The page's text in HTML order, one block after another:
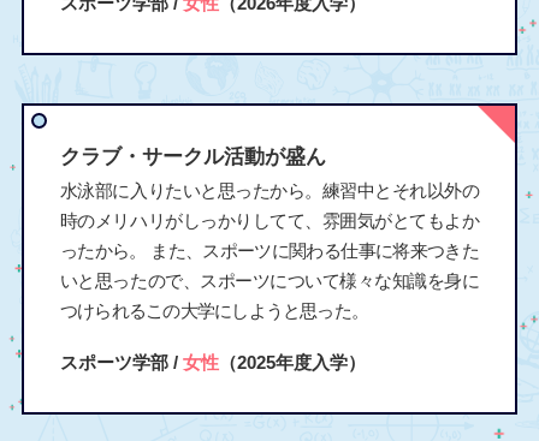
クラブ・サークル活動が盛ん
水泳部に入りたいと思ったから。練習中とそれ以外の
時のメリハリがしっかりしてて、雰囲気がとてもよか
ったから。 また、スポーツに関わる仕事に将来つきた
いと思ったので、スポーツについて様々な知識を身に
つけられるこの大学にしようと思った。
スポーツ学部 / 女性（2025年度入学）